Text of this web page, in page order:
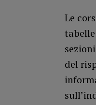
Le
del